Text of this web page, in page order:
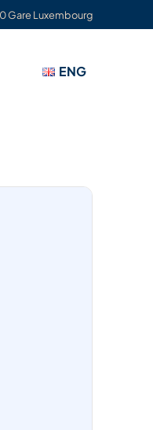
Gare Luxembourg
ENG